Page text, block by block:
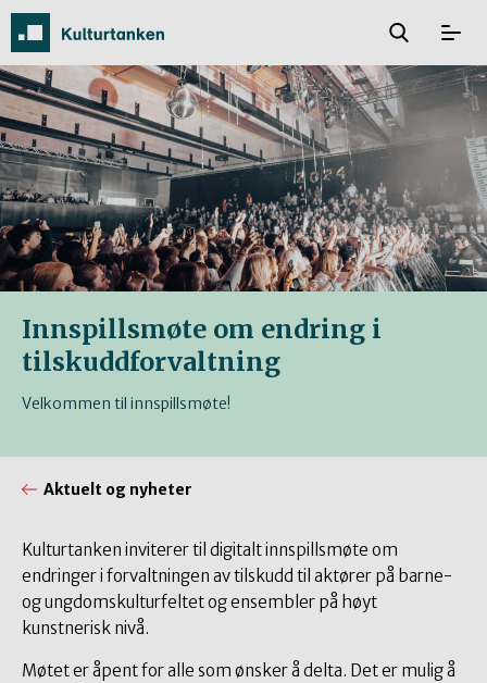
Innspillsmøte om endring i
tilskuddforvaltning
Velkommen til innspillsmøte!
Aktuelt og nyheter
Kulturtanken inviterer til digitalt innspillsmøte om
endringer i forvaltningen av tilskudd til aktører på barne-
og ungdomskulturfeltet og ensembler på høyt
kunstnerisk nivå.
Møtet er åpent for alle som ønsker å delta. Det er mulig å